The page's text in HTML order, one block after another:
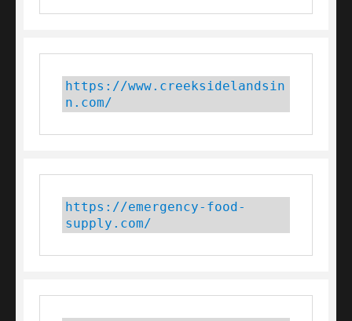
https://www.creeksidelandsin
n.com/
https://emergency-food-
supply.com/